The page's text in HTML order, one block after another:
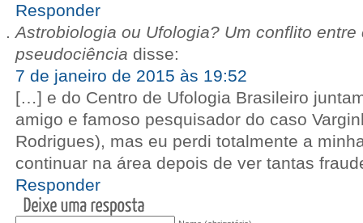
Responder
Astrobiologia ou Ufologia? Um conflito entre
pseudociência disse:
7 de janeiro de 2015 às 19:52
[…] e do Centro de Ufologia Brasileiro
amigo e famoso pesquisador do caso
Rodrigues), mas eu perdi totalmente a
continuar na área depois de ver tantas
Responder